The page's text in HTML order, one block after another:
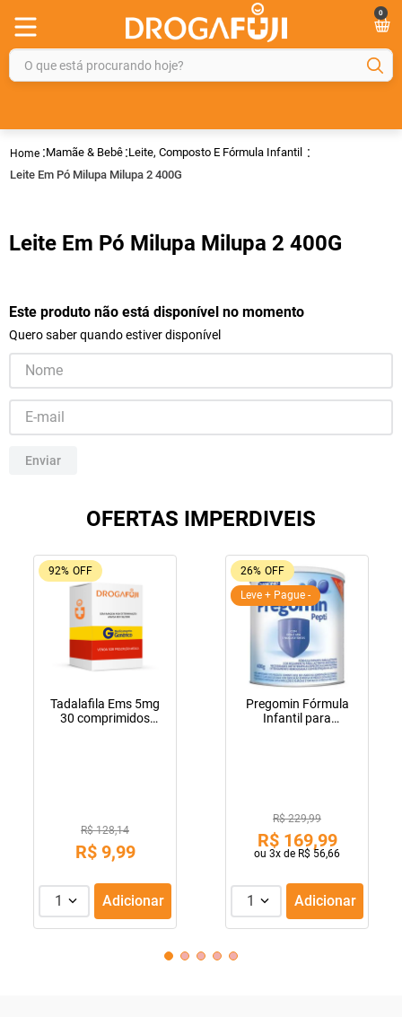
0
O que está procurando hoje?
Mamãe & Bebê Leite, Composto E Fórmula Infantil
Leite Em Pó Milupa Milupa 2 400G
Leite Em Pó Milupa Milupa 2 400G
Este produto não está disponível no momento
Quero saber quando estiver disponível
Enviar
OFERTAS IMPERDIVEIS
92% OFF
Tadalafila Ems 5mg
30 comprimidos
R$ 128,14
R$ 9,99
1 Adicionar
26% OFF
Leve + Pague -
Pregomin Fórmula
Infantil para
R$ 229,99
R$ 169,99
ou 3x de R$ 56,66
1 Adicionar
2
gelmax
rosuvastatina 20mg
dipirona
8º
tadalafila
9º
lola
fraldas geriátricas